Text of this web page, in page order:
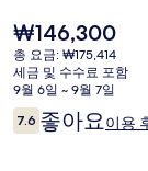
사
진
갤
러
Canning MRT 역의
11분 거리에 있어요.
현
재
가
격
은
₩146,300
₩146,300
총 요금: ₩175,414
세금 및 수수료 포함
9월 6일 ~ 9월 7일
이
용
7.610점 만점 중 7.6점.
좋아요이용